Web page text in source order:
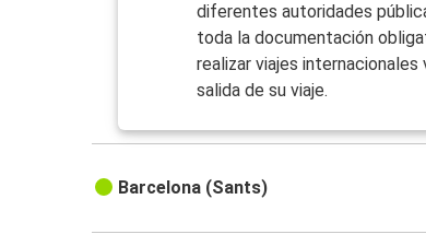
diferentes autoridades
toda la documentación
realizar viajes
salida de su viaje.
Barcelona (Sants)